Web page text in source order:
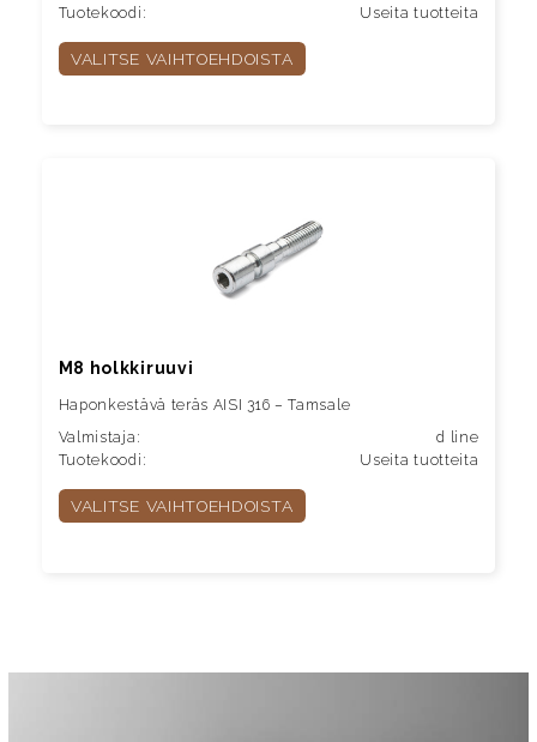
Tuotekoodi:
Useita tuotteita
VALITSE VAIHTOEHDOISTA
M8 holkkiruuvi
Haponkestävä teräs AISI 316 – Tamsale
Valmistaja:
d line
Tuotekoodi:
Useita tuotteita
VALITSE VAIHTOEHDOISTA